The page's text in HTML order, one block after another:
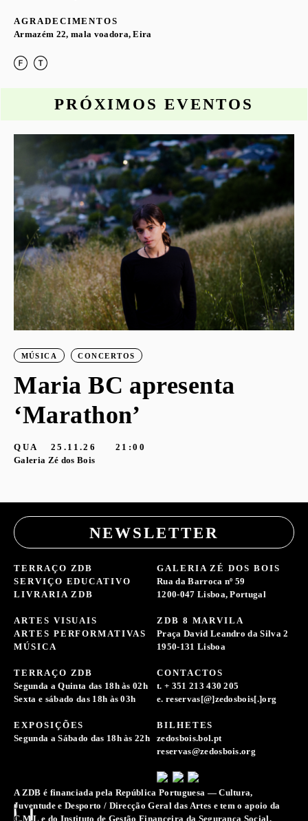
AGRADECIMENTOS
Armazém 22, mala voadora, Eira
PRÓXIMOS EVENTOS
MÚSICA CONCERTOS
Maria BC apresenta
‘Marathon’
QUA 25.11.26
21:00
Galeria Zé dos Bois
NEWSLETTER
TERRAÇO ZDB
SERVIÇO EDUCATIVO
LIVRARIA ZDB
ARTES VISUAIS
ARTES PERFORMATIVAS
MÚSICA
GALERIA ZÉ DOS BOIS
Rua da Barroca nº 59
1200-047 Lisboa, Portugal
ZDB 8 MARVILA
Praça David Leandro da Silva 2
1950-131 Lisboa
TERRAÇO ZDB
Segunda a Quinta das 18h às 02h
Sexta e sábado das 18h às 03h
EXPOSIÇÕES
Segunda a Sábado das 18h às 22h
CONTACTOS
t. + 351 213 430 205
e. reservas[@]zedosbois[.]org
BILHETES
zedosbois.bol.pt
reservas@zedosbois.org
A ZDB é financiada pela República Portuguesa — Cultura,
Juventude e Desporto / Direcção Geral das Artes e tem o apoio da